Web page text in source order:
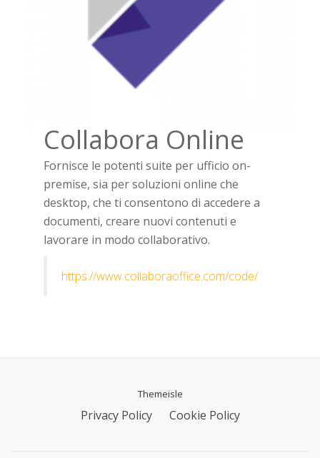
Collabora Online
Fornisce le potenti suite per ufficio on-
premise, sia per soluzioni online che
desktop, che ti consentono di accedere a
documenti, creare nuovi contenuti e
lavorare in modo collaborativo.
https://www.collaboraoffice.com/code/
Themeisle
Privacy Policy Cookie Policy